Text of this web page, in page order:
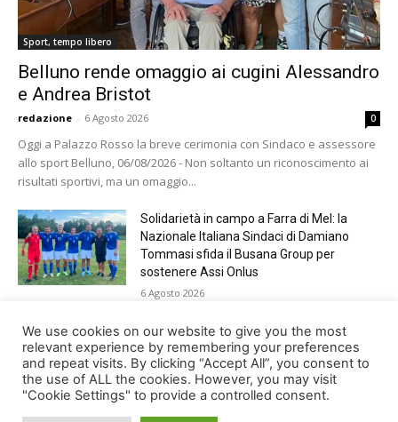
Sport, tempo libero
Belluno rende omaggio ai cugini Alessandro
e Andrea Bristot
redazione - 6 Agosto 2026 0
Oggi a Palazzo Rosso la breve cerimonia con Sindaco e assessore
allo sport Belluno, 06/08/2026 - Non soltanto un riconoscimento ai
risultati sportivi, ma un omaggio...
Solidarietà in campo a Farra di Mel: la
Nazionale Italiana Sindaci di Damiano
Tommasi sfida il Busana Group per
sostenere Assi Onlus
6 Agosto 2026
Shade, Dolcenera, Merk&Kremont,
Benji&Fede e molti altri, giovedì sera a
Jesolo con Radio Bella&Monella
5 Agosto 2026
We use cookies on our website to give you the most
relevant experience by remembering your preferences
and repeat visits. By clicking “Accept All”, you consent to
the use of ALL the cookies. However, you may visit
"Cookie Settings" to provide a controlled consent.